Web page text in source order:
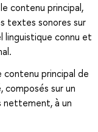
contenu principal,
textes sonores sur
linguistique connu et
contenu principal de
sur un
nettement, à un